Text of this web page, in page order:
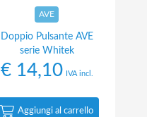
AVE
Doppio Pulsante AVE
serie Whitek
€14,10 IVA incl.
Aggiungi al carrello